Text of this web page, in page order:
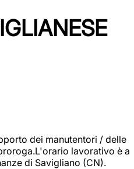
dei manutentori / delle
lavorativo è a
di Savigliano (CN).